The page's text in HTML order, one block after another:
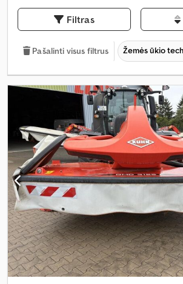
Filtras
Pašalinti visus filtrus Žemės ūkio